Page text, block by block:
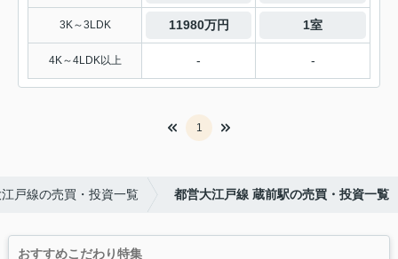
3K～3LDK 11980万円 1室
4K～4LDK以上 - -
1
戸線の売買・投資一覧 都営大江戸線 蔵前駅の売買・投資一覧
おすすめこだわり特集